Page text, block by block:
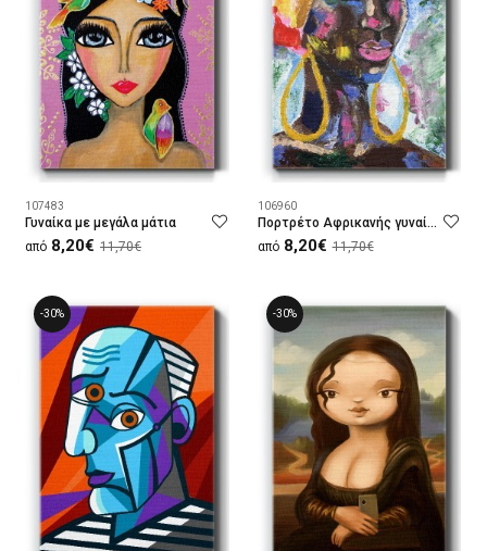
107483
Γυναίκα με μεγάλα μάτια
από 8,20€ 11,70€
106960
Πορτρέτο Αφρικανής γυναίκας
από 8,20€ 11,70€
-30% -30%